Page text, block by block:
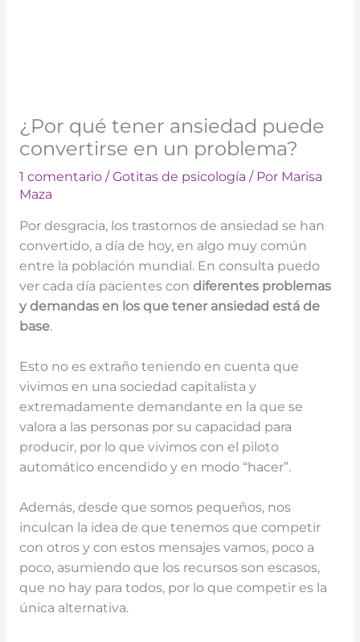
¿Por qué tener ansiedad puede
convertirse en un problema?
1 comentario /Gotitas de psicología / Por Marisa
Maza
Por desgracia, los trastornos de ansiedad se han
convertido, a día de hoy, en algo muy común
entre la población mundial. En consulta puedo
ver cada día pacientes con diferentes problemas
y demandas en los que tener ansiedad está de
base.
Esto no es extraño teniendo en cuenta que
vivimos en una sociedad capitalista y
extremadamente demandante en la que se
valora a las personas por su capacidad para
producir, por lo que vivimos con el piloto
automático encendido y en modo “hacer”.
Además, desde que somos pequeños, nos
inculcan la idea de que tenemos que competir
con otros y con estos mensajes vamos, poco a
poco, asumiendo que los recursos son escasos,
que no hay para todos, por lo que competir es la
única alternativa.